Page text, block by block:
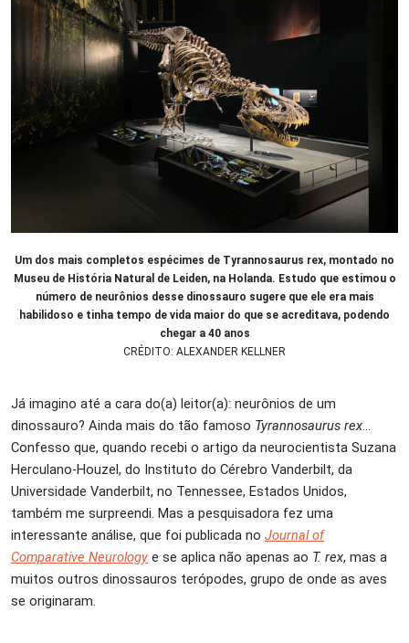
Um dos mais completos espécimes de Tyrannosaurus rex, montado no
Museu de História Natural de Leiden, na Holanda. Estudo que estimou o
número de neurônios desse dinossauro sugere que ele era mais
habilidoso e tinha tempo de vida maior do que se acreditava, podendo
chegar a 40 anos
CRÉDITO: ALEXANDER KELLNER
Já imagino até a cara do(a) leitor(a): neurônios de um
dinossauro? Ainda mais do tão famoso Tyrannosaurus rex…
Confesso que, quando recebi o artigo da neurocientista Suzana
Herculano-Houzel, do Instituto do Cérebro Vanderbilt, da
Universidade Vanderbilt, no Tennessee, Estados Unidos,
também me surpreendi. Mas a pesquisadora fez uma
interessante análise, que foi publicada no Journal of
Comparative Neurology e se aplica não apenas ao T. rex, mas a
muitos outros dinossauros terópodes, grupo de onde as aves
se originaram.